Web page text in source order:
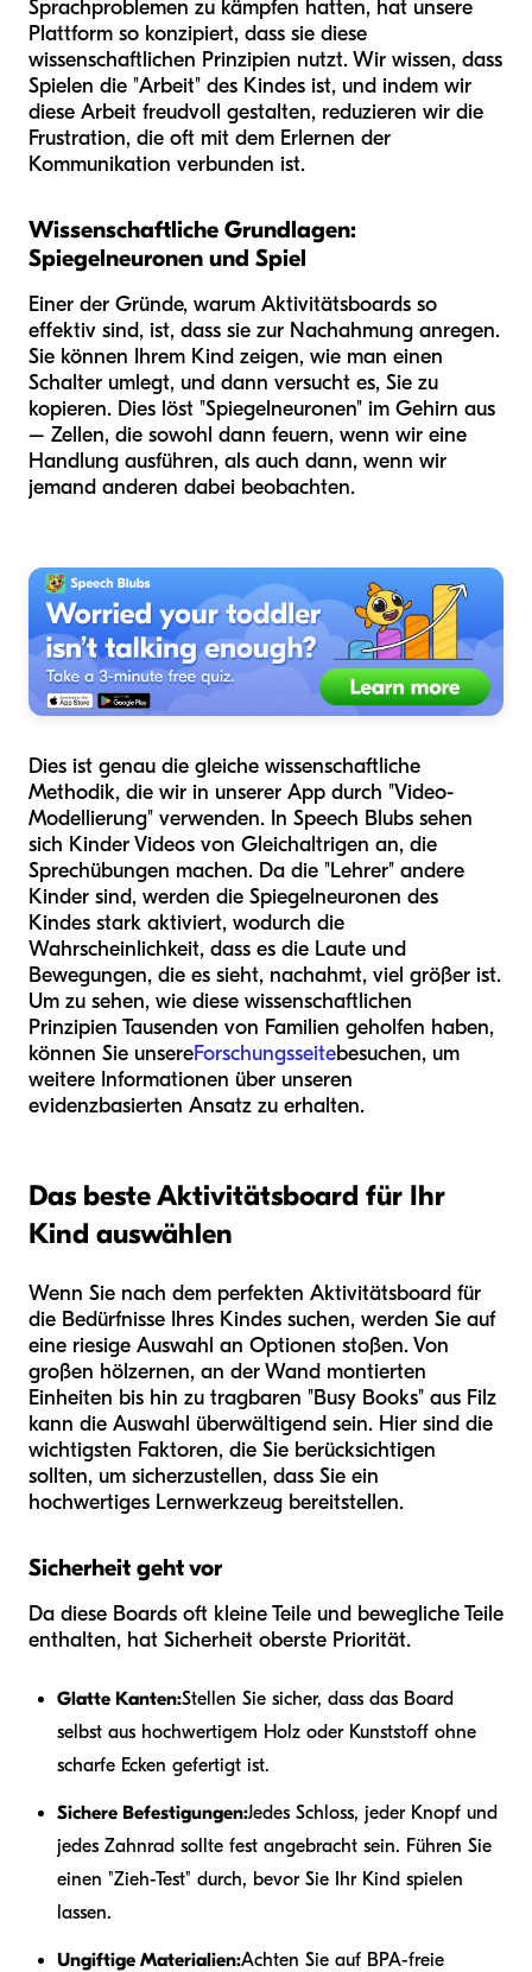
Sprachproblemen zu kämpfen hatten, hat unsere
Plattform so konzipiert, dass sie diese
wissenschaftlichen Prinzipien nutzt. Wir wissen, dass
Spielen die "Arbeit" des Kindes ist, und indem wir
diese Arbeit freudvoll gestalten, reduzieren wir die
Frustration, die oft mit dem Erlernen der
Kommunikation verbunden ist.
Wissenschaftliche Grundlagen:
Spiegelneuronen und Spiel
Einer der Gründe, warum Aktivitätsboards so
effektiv sind, ist, dass sie zur Nachahmung anregen.
Sie können Ihrem Kind zeigen, wie man einen
Schalter umlegt, und dann versucht es, Sie zu
kopieren. Dies löst "Spiegelneuronen" im Gehirn aus
– Zellen, die sowohl dann feuern, wenn wir eine
Handlung ausführen, als auch dann, wenn wir
jemand anderen dabei beobachten.
Dies ist genau die gleiche wissenschaftliche
Methodik, die wir in unserer App durch "Video-
Modellierung" verwenden. In Speech Blubs sehen
sich Kinder Videos von Gleichaltrigen an, die
Sprechübungen machen. Da die "Lehrer" andere
Kinder sind, werden die Spiegelneuronen des
Kindes stark aktiviert, wodurch die
Wahrscheinlichkeit, dass es die Laute und
Bewegungen, die es sieht, nachahmt, viel größer ist.
Um zu sehen, wie diese wissenschaftlichen
Prinzipien Tausenden von Familien geholfen haben,
können Sie unsereForschungsseitebesuchen, um
weitere Informationen über unseren
evidenzbasierten Ansatz zu erhalten.
Das beste Aktivitätsboard für Ihr
Kind auswählen
Wenn Sie nach dem perfekten Aktivitätsboard für
die Bedürfnisse Ihres Kindes suchen, werden Sie auf
eine riesige Auswahl an Optionen stoßen. Von
großen hölzernen, an der Wand montierten
Einheiten bis hin zu tragbaren "Busy Books" aus Filz
kann die Auswahl überwältigend sein. Hier sind die
wichtigsten Faktoren, die Sie berücksichtigen
sollten, um sicherzustellen, dass Sie ein
hochwertiges Lernwerkzeug bereitstellen.
Sicherheit geht vor
Da diese Boards oft kleine Teile und bewegliche Teile
enthalten, hat Sicherheit oberste Priorität.
Glatte Kanten:Stellen Sie sicher, dass das Board
selbst aus hochwertigem Holz oder Kunststoff ohne
scharfe Ecken gefertigt ist.
Sichere Befestigungen:Jedes Schloss, jeder Knopf und
jedes Zahnrad sollte fest angebracht sein. Führen Sie
einen "Zieh-Test" durch, bevor Sie Ihr Kind spielen
lassen.
Ungiftige Materialien:Achten Sie auf BPA-freie